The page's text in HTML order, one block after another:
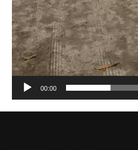
00:00